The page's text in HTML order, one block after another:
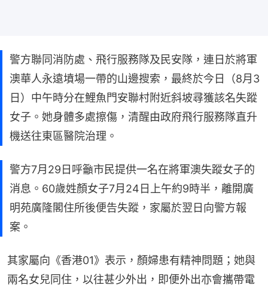
警方聯同消防處、飛行服務隊及民安隊，連日於將軍
澳華人永遠墳場一帶的山邊搜索，最終於今日（8月3
日）中午時分在鯉魚門安聯村附近斜坡尋獲該名失蹤
女子。她身體多處擦傷，清醒由政府飛行服務隊直升
機送往東區醫院治理。
警方7月29日呼籲市民提供一名在將軍澳失蹤女子的
消息。60歲姓顏女子7月24日上午約9時半，離開廣
明苑廣隆閣住所後便告失蹤，家屬於翌日向警方報
案。
其家屬向《香港01》表示，顏婦患有精神問題；她與
兩名女兒同住，以往甚少外出，即便外出亦會攜帶電